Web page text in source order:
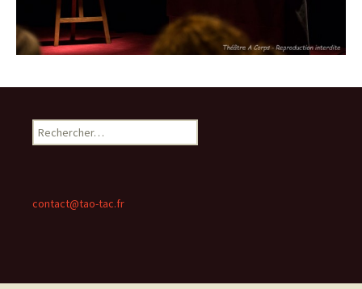
Rechercher :
contact@tao-tac.fr